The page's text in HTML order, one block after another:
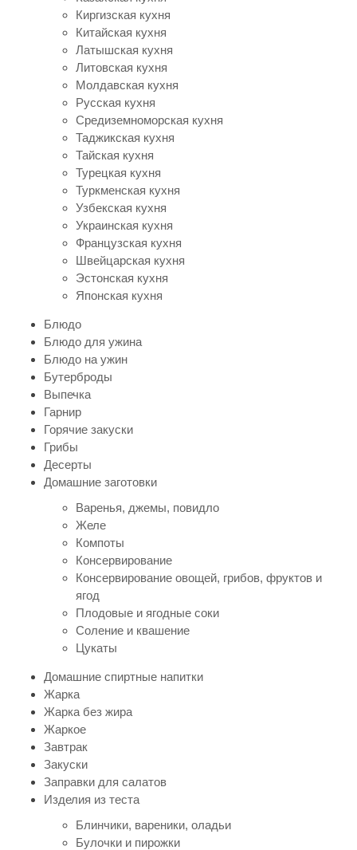
Киргизская кухня
Китайская кухня
Латышская кухня
Литовская кухня
Молдавская кухня
Русская кухня
Средиземноморская кухня
Таджикская кухня
Тайская кухня
Турецкая кухня
Туркменская кухня
Узбекская кухня
Украинская кухня
Французская кухня
Швейцарская кухня
Эстонская кухня
Японская кухня
Блюдо
Блюдо для ужина
Блюдо на ужин
Бутерброды
Выпечка
Гарнир
Горячие закуски
Грибы
Десерты
Домашние заготовки
Варенья, джемы, повидло
Желе
Компоты
Консервирование
Консервирование овощей, грибов, фруктов и
ягод
Плодовые и ягодные соки
Соление и квашение
Цукаты
Домашние спиртные напитки
Жарка
Жарка без жира
Жаркое
Завтрак
Закуски
Заправки для салатов
Изделия из теста
Блинчики, вареники, оладьи
Булочки и пирожки